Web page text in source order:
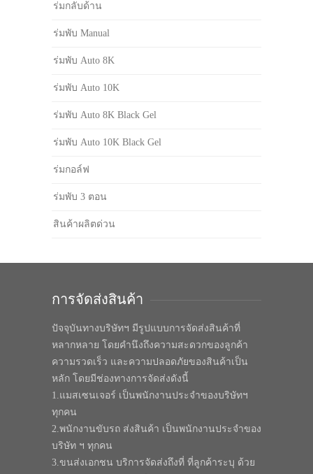
ร่มกลับด้าน
ร่มพับ Manual
ร่มพับ Auto 8K
ร่มพับ Auto 10K
ร่มพับ Auto 8K Black Gel
ร่มพับ Auto 10K Black Gel
ร่มกอล์ฟ
ร่มพับ 3 ตอน
สินค้าผลิตด่วน
การจัดส่งสินค้า
ปัจจุบันทางบริษัทฯ มีรูปแบบการจัดส่งสินค้าที่
หลากหลาย โดยคำนึงถึงความสะดวกของลูกค้า
ความรวดเร็ว และความปลอดภัยของสินค้าเป็น
หลัก โดยมีช่องทางการจัดส่งดังนี้
1.แมสเซนเจอร์ เป็นพนักงานประจำของบริษัทฯ
ทุกคน
2.พนักงานขับรถ ส่งสินค้า เป็นพนักงานประจำของ
บริษัท ฯ ทุกคน
3.ขนส่งเอกชน บริการจัดส่งถึงที่ ที่ลูกค้าระบุ ด้วย